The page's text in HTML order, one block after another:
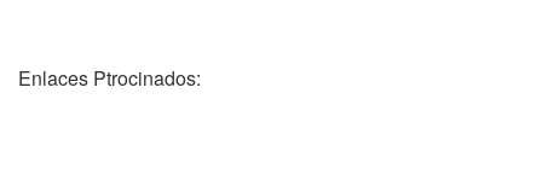
Enlaces Ptrocinados: